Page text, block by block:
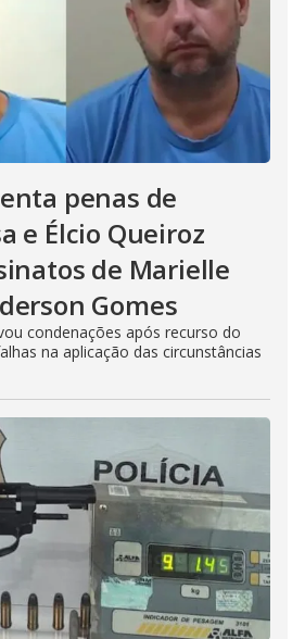
penas de
e Élcio Queiroz
de Marielle
Gomes
condenações após recurso do
na aplicação das circunstâncias